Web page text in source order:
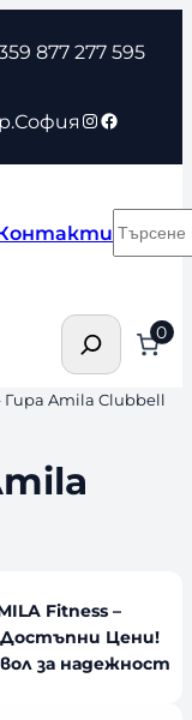
877 277 595
Instagram
Facebook
Търсене 0
Amila Clubbell
Fitness –
Цени!
за надежност